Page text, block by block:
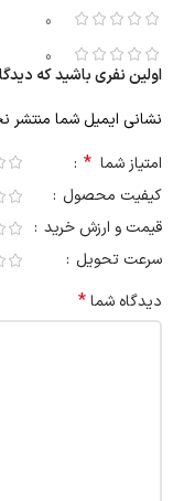
0
0
اولین نفری باشید که
نشانی ایمیل شما منتشر
امتیاز شما *
کیفیت محصول
قیمت و ارزش خرید
سرعت تحویل
دیدگاه شما*